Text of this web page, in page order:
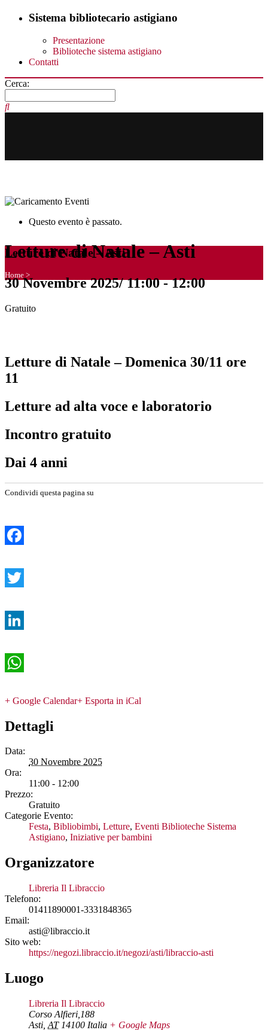
Sistema bibliotecario astigiano
Presentazione
Biblioteche sistema astigiano
Contatti
Cerca:
Letture di Natale – Asti
Home >
Questo evento è passato.
Letture di Natale – Asti
30 Novembre 2025/ 11:00-12:00
Gratuito
Letture di Natale – Domenica 30/11 ore
11
Letture ad alta voce e laboratorio
Incontro gratuito
Dai 4 anni
Condividi questa pagina su
+ Google Calendar+ Esporta in iCal
Dettagli
Data:
30 Novembre 2025
Ora:
11:00 - 12:00
Prezzo:
Gratuito
Categorie Evento:
Festa, Bibliobimbi, Letture, Eventi Biblioteche Sistema
Astigiano, Iniziative per bambini
Organizzatore
Libreria Il Libraccio
Telefono:
01411890001-3331848365
Email:
asti@libraccio.it
Sito web:
https://negozi.libraccio.it/negozi/asti/libraccio-asti
Luogo
Libreria Il Libraccio
Corso Alfieri,188
Asti AT 14100 Italia + Google Maps